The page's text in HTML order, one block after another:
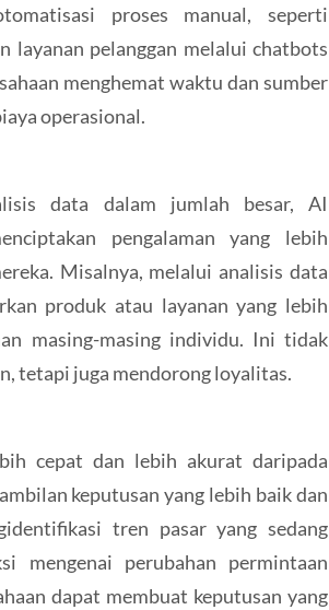
proses manual, seperti
layanan pelanggan melalui chatbots
menghemat waktu dan sumber
operasional.
data dalam jumlah besar, AI
pengalaman yang lebih
Misalnya, melalui analisis data
produk atau layanan yang lebih
masing-masing individu. Ini tidak
tetapi juga mendorong loyalitas.
cepat dan lebih akurat daripada
keputusan yang lebih baik dan
tren pasar yang sedang
mengenai perubahan permintaan
dapat membuat keputusan yang